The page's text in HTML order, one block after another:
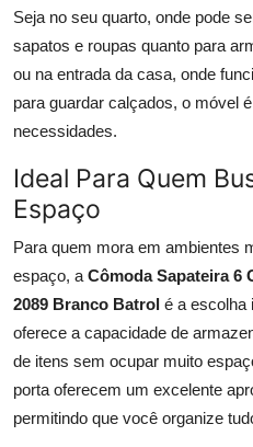
Seja no seu quarto, onde pode
sapatos e roupas quanto para
ou na entrada da casa, onde
para guardar calçados, o móvel
necessidades.
Ideal Para Quem
Espaço
Para quem mora em ambientes
espaço, a Cômoda Sapateira 6
2089 Branco Batrol é a escolha
oferece a capacidade de
de itens sem ocupar muito
porta oferecem um excelente
permitindo que você organize